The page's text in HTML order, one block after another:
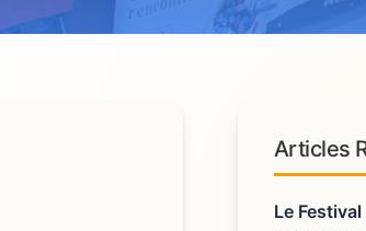
Articles
Le